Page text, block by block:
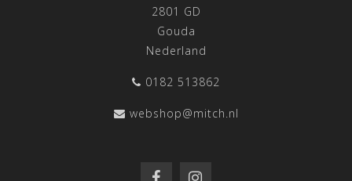
2801 GD
Gouda
Nederland
0182 513862
webshop@mitch.nl